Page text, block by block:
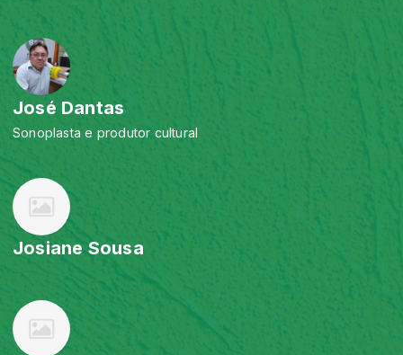
José Dantas
Sonoplasta e produtor cultural
Josiane Sousa